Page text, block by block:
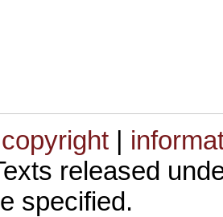
copyright|
released
specified.